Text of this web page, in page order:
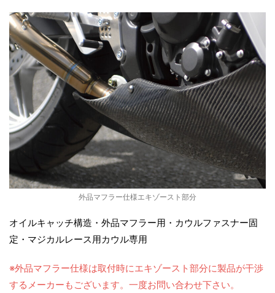
外品マフラー仕様エキゾースト部分
オイルキャッチ構造・外品マフラー用・カウルファスナー固
定・マジカルレース用カウル専用
※外品マフラー仕様は取付時にエキゾースト部分に製品が干渉
するメーカーもございます。一度お問い合わせ下さい。